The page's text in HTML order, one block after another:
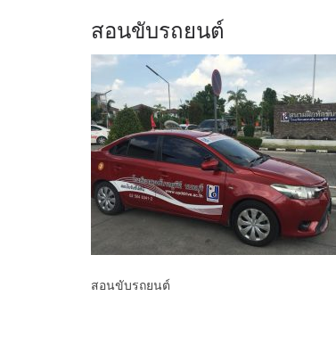
สอนขับรถยนต์
สอนขับรถยนต์